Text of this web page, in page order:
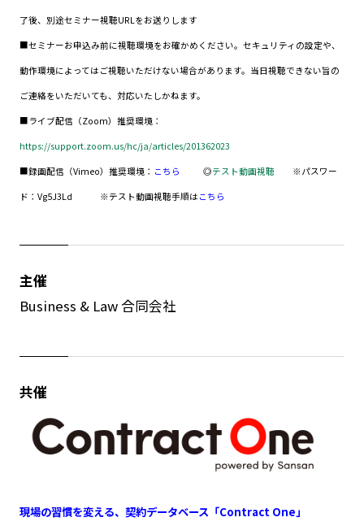
了後、別途セミナー視聴URLをお送りします
■セミナーお申込み前に視聴環境をお確かめください。 セキュリティの設定や、
動作環境によってはご視聴いただけない場合があります。当日視聴できない旨の
ご連絡をいただいても、対応いたしかねます。
■ライブ配信（Zoom）推奨環境：
https://support.zoom.us/hc/ja/articles/201362023
■録画配信（Vimeo）推奨環境： こちら ◎テスト動画視聴 ※パスワー
ド：Vg5J3Ld ※テスト動画視聴手順は こちら
主催
Business & Law 合同会社
共催
現場の習慣を変える、契約データベース「Contract One」